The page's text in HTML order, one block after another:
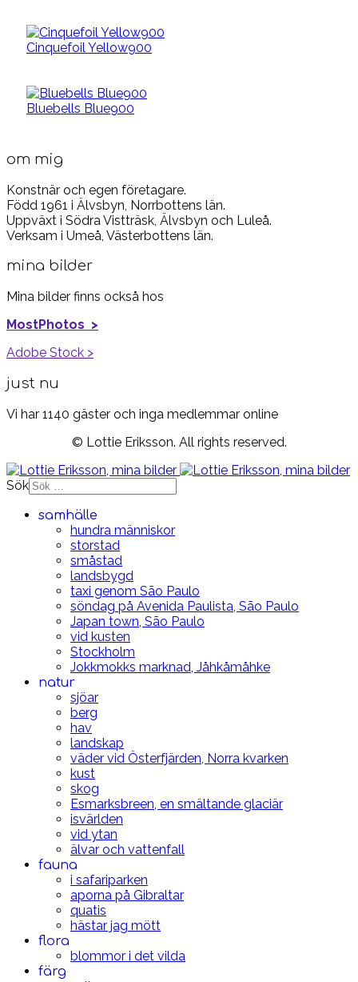
Cinquefoil Yellow900
Bluebells Blue900
om mig
Konstnär och egen företagare.
Född 1961 i Älvsbyn, Norrbottens län.
Uppväxt i Södra Vistträsk, Älvsbyn och Luleå.
Verksam i Umeå, Västerbottens län.
mina bilder
Mina bilder finns också hos
MostPhotos >
Adobe Stock >
just nu
Vi har 1140 gäster och inga medlemmar online
© Lottie Eriksson. All rights reserved.
Sök
samhälle
hundra människor
storstad
småstad
landsbygd
taxi genom São Paulo
söndag på Avenida Paulista, São Paulo
Japan town, São Paulo
vid kusten
Stockholm
Jokkmokks marknad, Jåhkåmåhke
natur
sjöar
berg
hav
landskap
väder vid Österfjärden, Norra kvarken
kust
skog
Esmarksbreen, en smältande glaciär
isvärlden
vid ytan
älvar och vattenfall
fauna
i safariparken
aporna på Gibraltar
quatis
hästar jag mött
flora
blommor i det vilda
färg